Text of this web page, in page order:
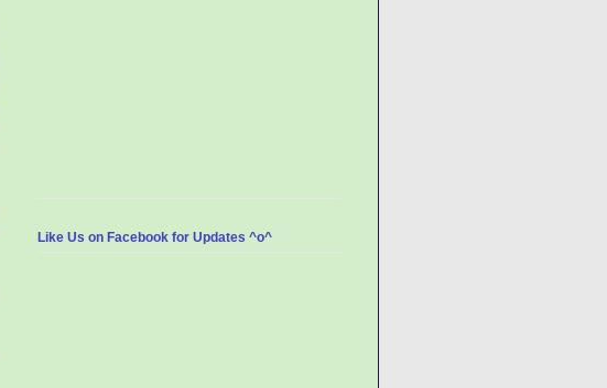
Like Us on Facebook for Updates ^o^